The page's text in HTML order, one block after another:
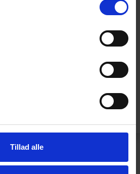
Tillad alle
af Dansk Erhverv, der har